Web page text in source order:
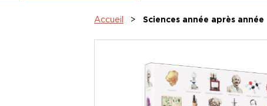
Accueil Sciences année après année